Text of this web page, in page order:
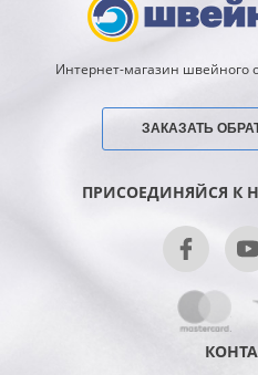
Интернет-магазин швейного
ЗАКАЗАТЬ
ПРИСОЕДИНЯЙСЯ К